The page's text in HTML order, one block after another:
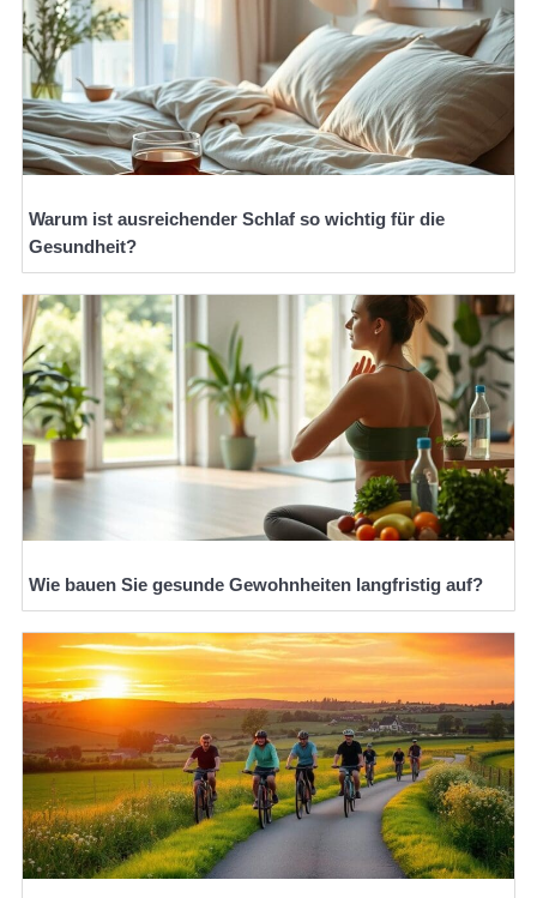
Warum ist ausreichender Schlaf so wichtig für die
Gesundheit?
Wie bauen Sie gesunde Gewohnheiten langfristig auf?